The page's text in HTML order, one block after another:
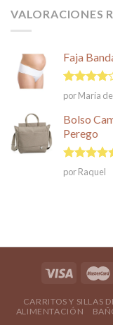
VALORACIONES
Faja
Valorado
en
5
por María
Bolso
Perego
Valorado en
5
de 5
por Raquel
CARRITOS Y SILLAS
ALIMENTACIÓN